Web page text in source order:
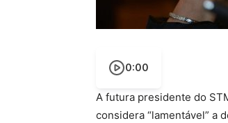
0:00
A futura presidente do
considera “lamentável” a